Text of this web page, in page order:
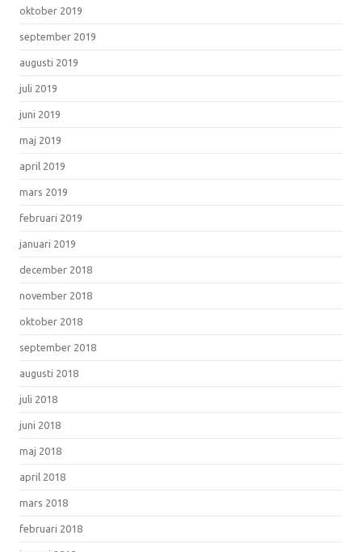
oktober 2019
september 2019
augusti 2019
juli 2019
juni 2019
maj 2019
april 2019
mars 2019
februari 2019
januari 2019
december 2018
november 2018
oktober 2018
september 2018
augusti 2018
juli 2018
juni 2018
maj 2018
april 2018
mars 2018
februari 2018